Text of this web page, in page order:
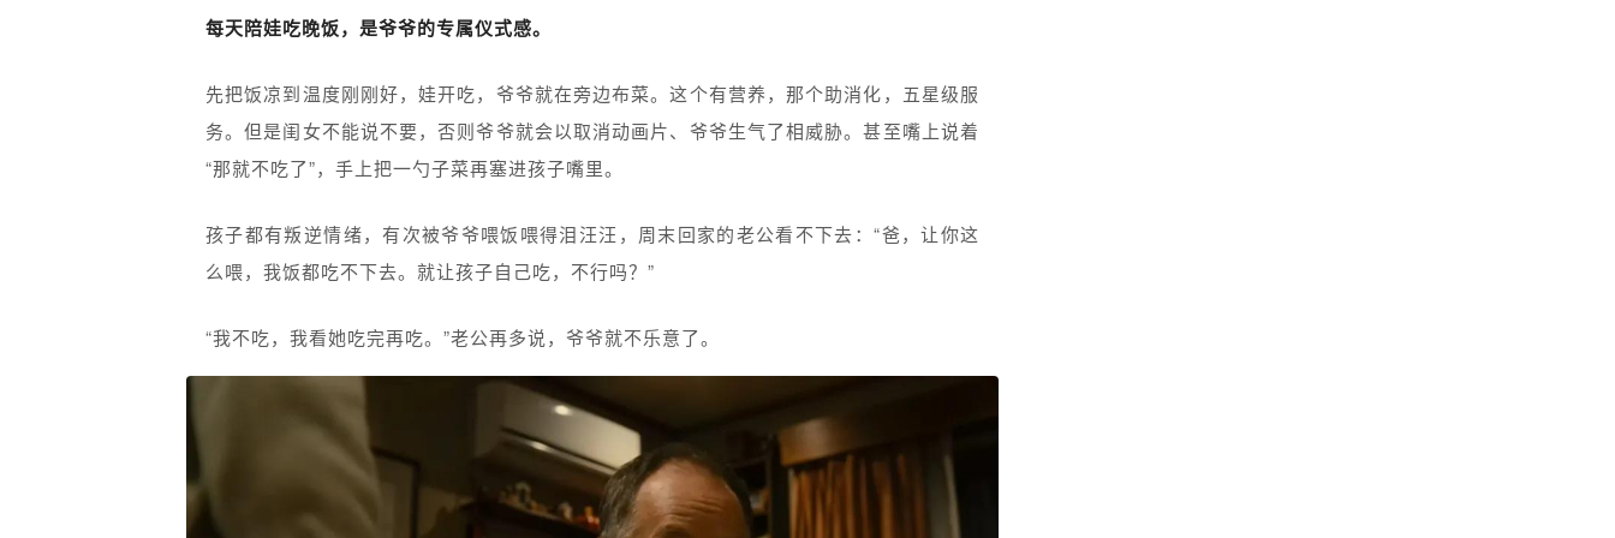
每天陪娃吃晚饭，是爷爷的专属仪式感。
先把饭凉到温度刚刚好，娃开吃，爷爷就在旁边布菜。这个有营养，那个助消化，五星级服
务。但是闺女不能说不要，否则爷爷就会以取消动画片、爷爷生气了相威胁。甚至嘴上说着
“那就不吃了”，手上把一勺子菜再塞进孩子嘴里。
孩子都有叛逆情绪，有次被爷爷喂饭喂得泪汪汪，周末回家的老公看不下去：“爸，让你这
么喂，我饭都吃不下去。就让孩子自己吃，不行吗？”
“我不吃，我看她吃完再吃。”老公再多说，爷爷就不乐意了。